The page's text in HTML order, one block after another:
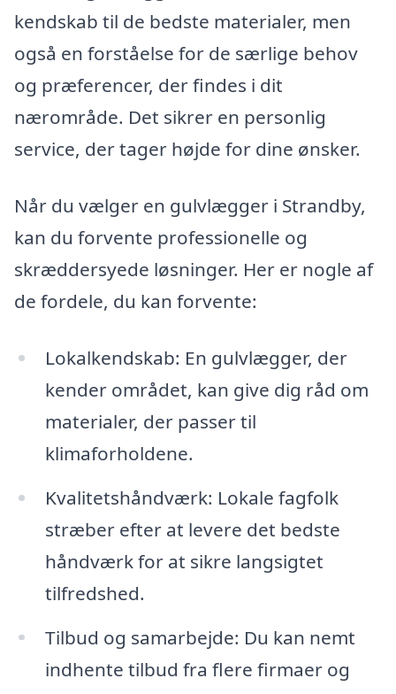
kendskab til de bedste materialer, men
også en forståelse for de særlige behov
og præferencer, der findes i dit
nærområde. Det sikrer en personlig
service, der tager højde for dine ønsker.
Når du vælger en gulvlægger i Strandby,
kan du forvente professionelle og
skræddersyede løsninger. Her er nogle af
de fordele, du kan forvente:
Lokalkendskab: En gulvlægger, der
kender området, kan give dig råd om
materialer, der passer til
klimaforholdene.
Kvalitetshåndværk: Lokale fagfolk
stræber efter at levere det bedste
håndværk for at sikre langsigtet
tilfredshed.
Tilbud og samarbejde: Du kan nemt
indhente tilbud fra flere firmaer og